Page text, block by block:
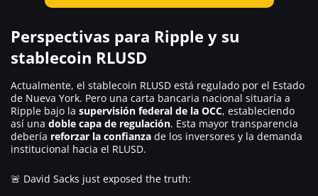
Perspectivas para Ripple y su
stablecoin RLUSD
Actualmente, el stablecoin RLUSD está regulado por el Estado
de Nueva York. Pero una carta bancaria nacional situaría a
Ripple bajo la supervisión federal de la OCC, estableciendo
así una doble capa de regulación. Esta mayor transparencia
debería reforzar la confianza de los inversores y la demanda
institucional hacia el RLUSD.
🚨 David Sacks just exposed the truth: